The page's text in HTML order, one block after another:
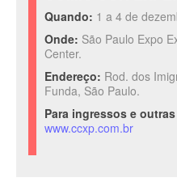
Quando: 1 a 4 de
Onde: São Paulo Expo
Center.
Endereço: Rod. dos
Funda, São Paulo.
Para ingressos e
www.ccxp.com.br